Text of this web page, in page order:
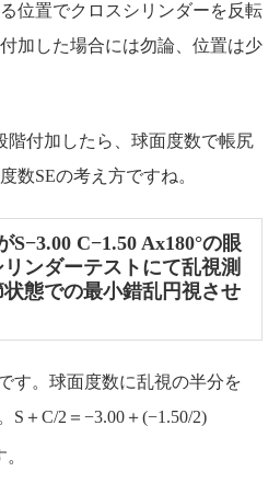
位置でクロスシリンダーを反転
加した場合には勿論、位置は少
階付加したら、球面度数で帳尻
数SEの考え方ですね。
S−3.00 C−1.50 Ax180°の眼
ンダーテストにて乱視測
態での最小錯乱円視させ
す。球面度数に乱視の半分を
S＋C/2＝−3.00＋(−1.50/2)